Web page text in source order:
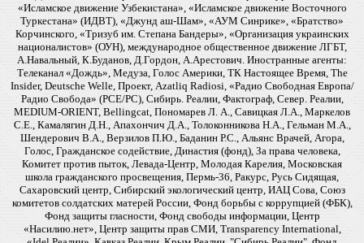
«Исламское движение Узбекистана», «Исламское движение Восточного
Туркестана» (ИДВТ), «Джунд аш-Шам», «АУМ Синрике», «Братство»
Корчинского, «Тризуб им. Степана Бандеры», «Организация украинских
националистов» (ОУН), международное общественное движение ЛГБТ,
А.Навальный, К.Буданов, Д.Гордон, А.Арестович. Иностранные агенты:
Телеканал «Дождь», Медуза, Голос Америки, ТК Настоящее Время, The
Insider, Deutsche Welle, Проект, Azatliq Radiosi, «Радио Свободная Европа/
Радио Свобода» (PCE/PC), Сибирь. Реалии, Фактограф, Север. Реалии,
MEDIUM-ORIENT, Bellingcat, Пономарев Л. А., Савицкая Л.А., Маркелов
С.Е., Камалягин Д.Н., Апахончич Д.А., Толоконникова Н.А., Гельман М.А.,
Шендерович В.А., Верзилов П.Ю., Баданин Р.С., Альянс Врачей, Агора,
Голос, Гражданское содействие, Династия (фонд), За права человека,
Комитет против пыток, Левада-Центр, Молодая Карелия, Московская
школа гражданского просвещения, Пермь-36, Ракурс, Русь Сидящая,
Сахаровский центр, Сибирский экологический центр, ИАЦ Сова, Союз
комитетов солдатских матерей России, Фонд борьбы с коррупцией (ФБК),
Фонд защиты гласности, Фонд свободы информации, Центр
«Насилию.нет», Центр защиты прав СМИ, Transparency International,